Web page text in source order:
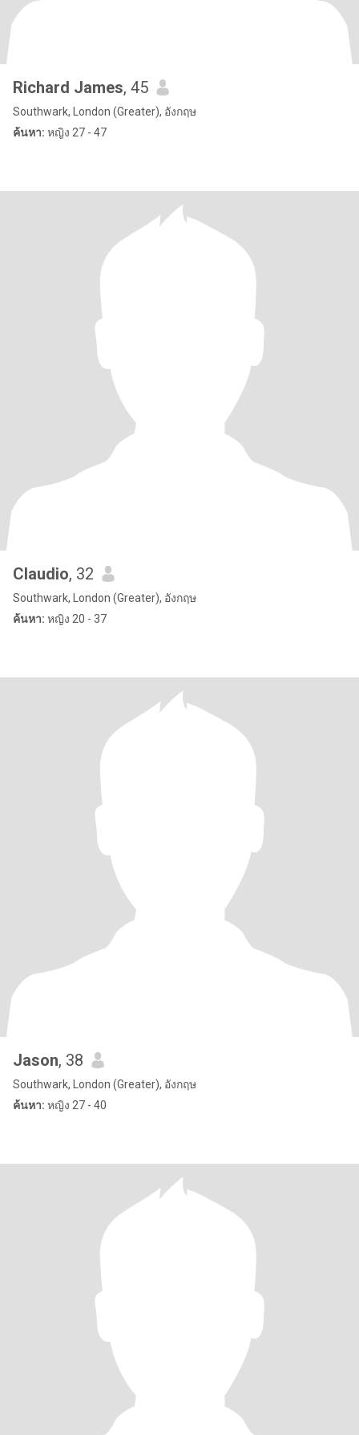
Richard James, 45
Southwark, London (Greater), อังกฤษ
ค้นหา: หญิง 27 - 47
Claudio, 32
Southwark, London (Greater), อังกฤษ
ค้นหา: หญิง 20 - 37
Jason, 38
Southwark, London (Greater), อังกฤษ
ค้นหา: หญิง 27 - 40